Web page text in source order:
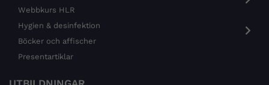
Webbkurs HLR
Hygien & desinfektion
Böcker och affischer
Presentartiklar